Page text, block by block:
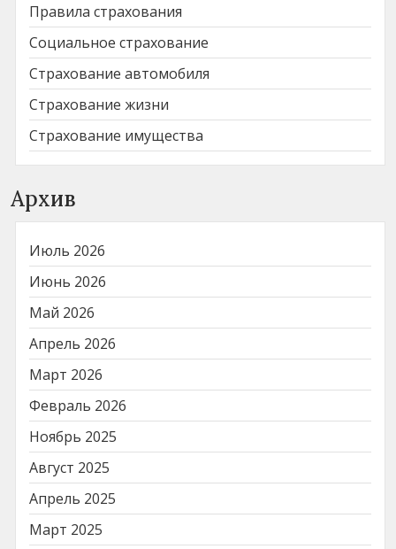
Правила страхования
Социальное страхование
Страхование автомобиля
Страхование жизни
Страхование имущества
Архив
Июль 2026
Июнь 2026
Май 2026
Апрель 2026
Март 2026
Февраль 2026
Ноябрь 2025
Август 2025
Апрель 2025
Март 2025